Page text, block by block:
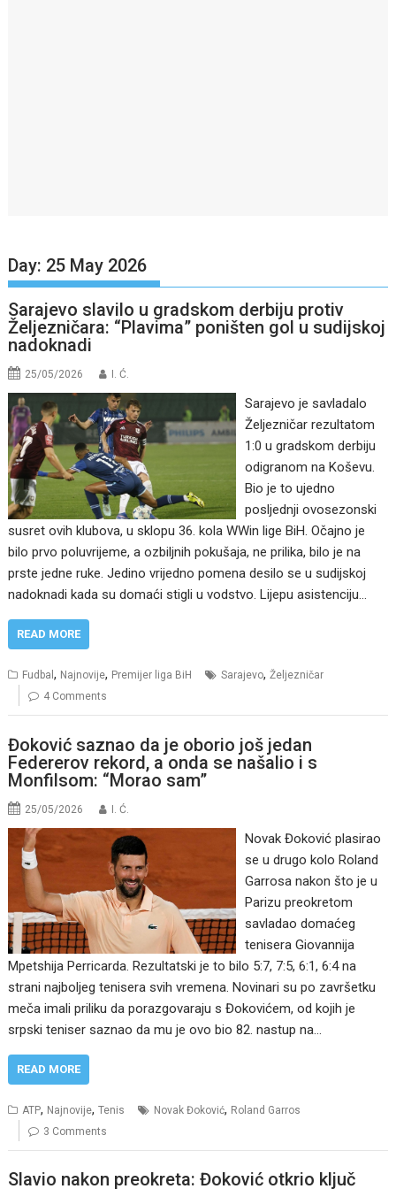
Day: 25 May 2026
Sarajevo slavilo u gradskom derbiju protiv
Željezničara: “Plavima” poništen gol u sudijskoj
nadoknadi
25/05/2026 I. Ć.
Sarajevo je savladalo
Željezničar rezultatom
1:0 u gradskom derbiju
odigranom na Koševu.
Bio je to ujedno
posljednji ovosezonski
susret ovih klubova, u sklopu 36. kola WWin lige BiH. Očajno je
bilo prvo poluvrijeme, a ozbiljnih pokušaja, ne prilika, bilo je na
prste jedne ruke. Jedino vrijedno pomena desilo se u sudijskoj
nadoknadi kada su domaći stigli u vodstvo. Lijepu asistenciju…
READ MORE
Fudbal, Najnovije, Premijer liga BiH Sarajevo,Željezničar
4 Comments
Đoković saznao da je oborio još jedan
Federerov rekord, a onda se našalio i s
Monfilsom: “Morao sam”
25/05/2026 I. Ć.
Novak Đoković plasirao
se u drugo kolo Roland
Garrosa nakon što je u
Parizu preokretom
savladao domaćeg
tenisera Giovannija
Mpetshija Perricarda. Rezultatski je to bilo 5:7, 7:5, 6:1, 6:4 na
strani najboljeg tenisera svih vremena. Novinari su po završetku
meča imali priliku da porazgovaraju s Đokovićem, od kojih je
srpski teniser saznao da mu je ovo bio 82. nastup na…
READ MORE
ATP, Najnovije,Tenis Novak Đoković, Roland Garros
3 Comments
Slavio nakon preokreta: Đoković otkrio ključ